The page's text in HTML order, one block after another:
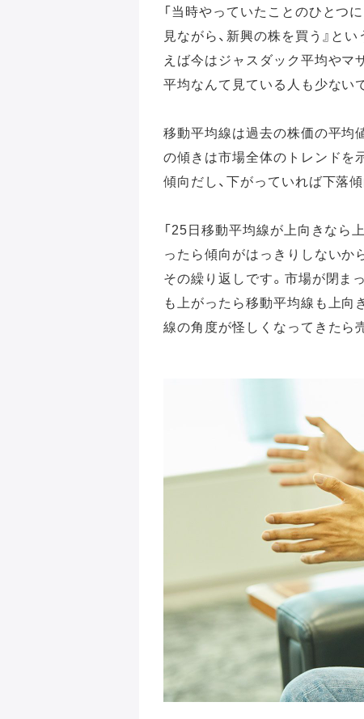
「当時やっていたことのひとつ
見ながら、新興の株を買う』と
えば今はジャスダック平均やマ
平均なんて見ている人も少ない
移動平均線は過去の株価の平均
の傾きは市場全体のトレンドを
傾向だし、下がっていれば下落傾
「25日移動平均線が上向きなら
ったら傾向がはっきりしない
その繰り返しです。市場が閉ま
も上がったら移動平均線も上向
線の角度が怪しくなってきたら